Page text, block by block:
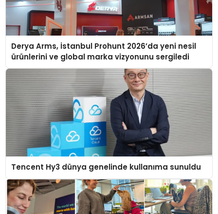
Derya Arms, İstanbul Prohunt 2026’da yeni nesil
ürünlerini ve global marka vizyonunu sergiledi
Tencent Hy3 dünya genelinde kullanıma sunuldu